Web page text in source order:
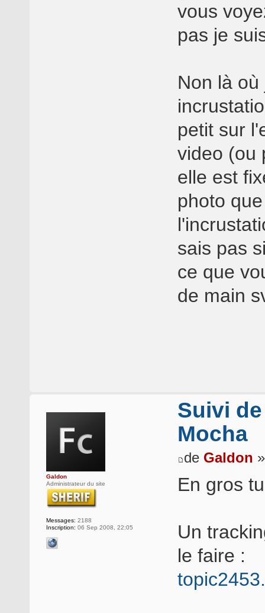
vous
pas je
Non là
petit sur
video (ou
elle est
photo
sais pas
ce que
de main
Galdon
Administrateur du site
Messages: 2188
Inscription: 06 Sep 2008, 22:05
Suivi
Mocha
de Galdon
En gros
Un
le faire :